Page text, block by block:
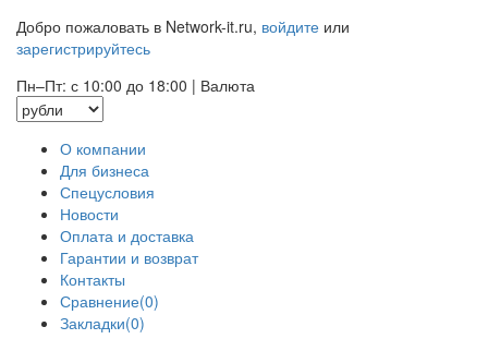
Добро пожаловать в Network-it.ru, войдите или
зарегистрируйтесь
Пн–Пт: с 10:00 до 18:00 | Валюта
О компании
Для бизнеса
Спецусловия
Новости
Оплата и доставка
Гарантии и возврат
Контакты
Сравнение(0)
Закладки(0)